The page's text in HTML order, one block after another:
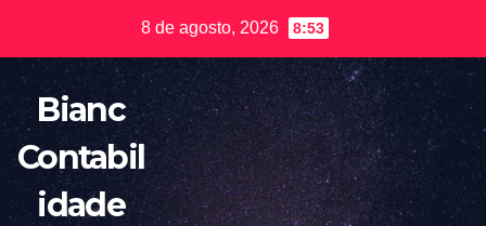
content
8 de agosto, 2026 8:53
Bianc
Contabil
idade